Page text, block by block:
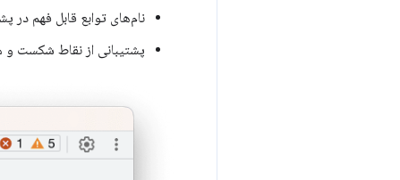
نام‌های توابع قابل فهم در
پشتیبانی از نقاط شکست و